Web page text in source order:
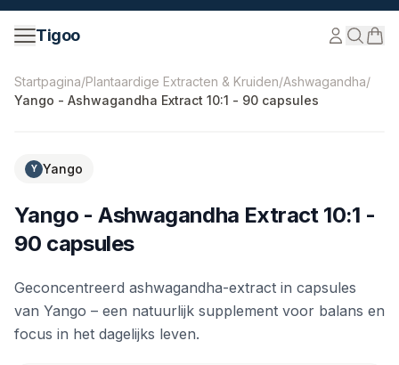
Ga naar inhoud
Tigoo
©2026Nutri Nordic AB.Alle rechten voorbehouden.
Startpagina/Plantaardige Extracten & Kruiden/Ashwagandha/
Yango - Ashwagandha Extract 10:1 - 90 capsules
Y Yango
Yango - Ashwagandha Extract 10:1 -
90 capsules
Geconcentreerd ashwagandha-extract in capsules
van Yango – een natuurlijk supplement voor balans en
focus in het dagelijks leven.